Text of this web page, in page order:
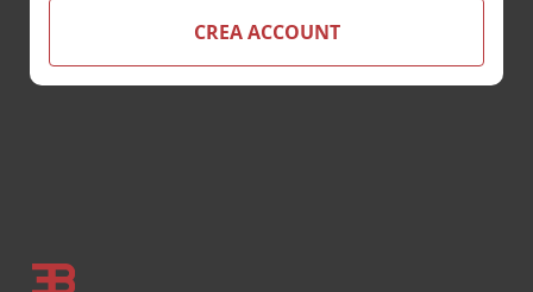
CREA ACCOUNT